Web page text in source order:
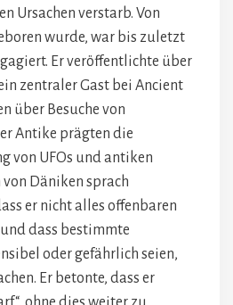
Ursachen verstarb. Von
wurde, war bis zuletzt
Er veröffentlichte über
zentraler Gast bei Ancient
über Besuche von
Antike prägten die
von UFOs und antiken
Däniken sprach
er nicht alles offenbaren
dass bestimmte
oder gefährlich seien,
Er betonte, dass er